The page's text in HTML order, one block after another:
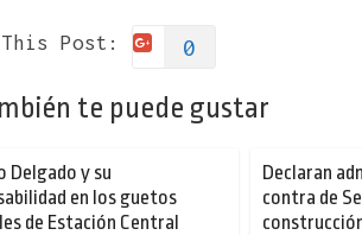
Post: 0
te puede gustar
Delgado y su
en los guetos
de Estación Central
Declaran
contra de